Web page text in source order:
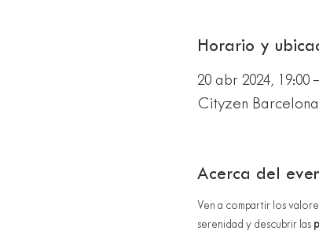
Horario y
20 abr 2024, 19:00
Cityzen
Acerca del
Ven a compartir los
serenidad y descubrir las